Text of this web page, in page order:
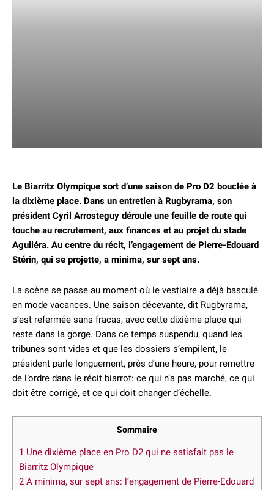
Le Biarritz Olympique sort d’une saison de Pro D2 bouclée à
la dixième place. Dans un entretien à Rugbyrama, son
président Cyril Arrosteguy déroule une feuille de route qui
touche au recrutement, aux finances et au projet du stade
Aguiléra. Au centre du récit, l’engagement de Pierre-Edouard
Stérin, qui se projette, a minima, sursept ans.
La scène se passe au moment où le vestiaire a déjà basculé
en mode vacances. Une saison décevante, dit Rugbyrama,
s’est refermée sans fracas, avec cette dixième place qui
reste dans la gorge. Dans ce temps suspendu, quand les
tribunes sont vides et que les dossiers s’empilent, le
président parle longuement, près d’une heure, pour remettre
de l’ordre dans le récit biarrot: ce qui n’a pas marché, ce qui
doit être corrigé, et ce qui doit changer d’échelle.
Sommaire
1 Une dixième place en Pro D2 qui ne satisfait pas le
Biarritz Olympique
2 A minima, sur sept ans: l’engagement de Pierre-Edouard